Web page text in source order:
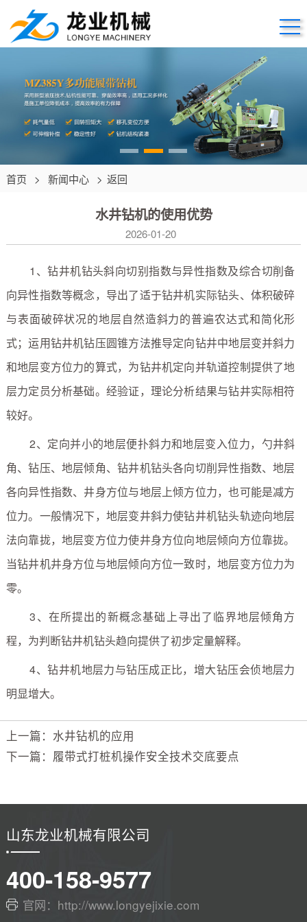
首页 > 新闻中心 > 返回
水井钻机的使用优势
2026-01-20
1、钻井机钻头斜向切别指数与异性指数及综合切削备
向异性指数等概念，导出了适于钻井机实际钻头、体积破碎
与表面破碎状况的地层自然造斜力的普遍农达式和简化形
式；运用钻井机钻压圆锥方法推导定向钻井中地层变并斜力
和地层变方位力的算式，为钻井机定向并轨道控制提供了地
层力定员分析基础。经验证，理论分析结果与钻井实际相符
较好。
2、定向并小的地层便扑斜力和地层变入位力，勺井斜
角、钻压、地层倾角、钻井机钻头各向切削异性指数、地层
各向异性指数、井身方位与地层上倾方位力，也可能是减方
位力。一般情况下，地层变井斜力使钻井机钻头轨迹向地层
法向靠拢，地层变方位力使井身方位向地层倾向方位靠拢。
当钻井机井身方位与地层倾向方位一致时，地层变方位力为
零。
3、在所提出的新概念基础上寻出了临界地层倾角方
程，为判断钻井机钻头趋向提供了初步定量解释。
4、钻井机地层力与钻压成正比，增大钻压会侦地层力
明显增大。
上一篇：水井钻机的应用
下一篇：履带式打桩机操作安全技术交底要点
山东龙业机械有限公司
400-158-9577
官网：http://www.longyejixie.com